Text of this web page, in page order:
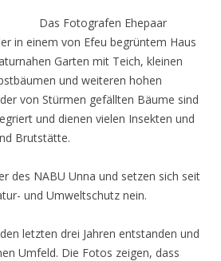
Das Fotografen Ehepaar
in einem von Efeu begrüntem Haus
Garten mit Teich, kleinen
und weiteren hohen
von Stürmen gefällten Bäume sind
und dienen vielen Insekten und
Brutstätte.
des NABU Unna und setzen sich seit
und Umweltschutz nein.
letzten drei Jahren entstanden und
Umfeld. Die Fotos zeigen, dass